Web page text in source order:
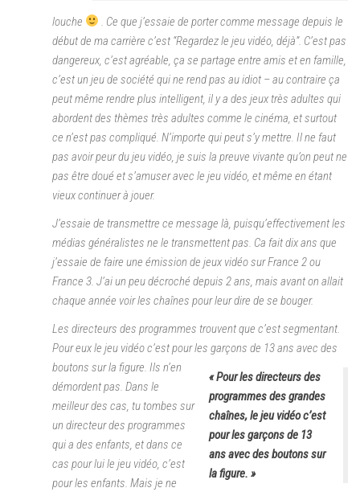
louche
. Ce que j’essaie de porter comme message depuis le
début de ma carrière c’est “Regardez le jeu vidéo, déjà”. C’est pas
dangereux, c’est agréable, ça se partage entre amis et en famille,
c’est un jeu de société qui ne rend pas au idiot – au contraire ça
peut même rendre plus intelligent, il y a des jeux très adultes qui
abordent des thèmes très adultes comme le cinéma, et surtout
ce n’est pas compliqué. N’importe qui peut s’y mettre. Il ne faut
pas avoir peur du jeu vidéo, je suis la preuve vivante qu’on peut ne
pas être doué et s’amuser avec le jeu vidéo, et même en étant
vieux continuer à jouer.
J’essaie de transmettre ce message là, puisqu’effectivement les
médias généralistes ne le transmettent pas. Ca fait dix ans que
j’essaie de faire une émission de jeux vidéo sur France 2 ou
France 3. J’ai un peu décroché depuis 2 ans, mais avant on allait
chaque année voir les chaînes pour leur dire de se bouger.
Les directeurs des programmes trouvent que c’est segmentant.
Pour eux le jeu vidéo c’est pour les garçons de 13 ans avec des
boutons sur la figure.
« Pour les directeurs des
programmes des grandes
chaînes, le jeu vidéo c’est
pour les garçons de 13
ans avec des boutons sur
la figure. »
Ils n’en
démordent pas. Dans le
meilleur des cas, tu tombes sur
un directeur des programmes
qui a des enfants, et dans ce
cas pour lui le jeu vidéo, c’est
pour les enfants. Mais je ne